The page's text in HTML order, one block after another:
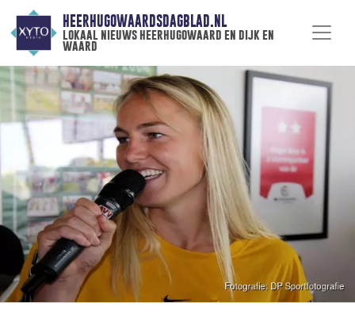
HEERHUGOWAARDSDAGBLAD.NL
lokaal nieuws heerhugowaard en dijk en
waard